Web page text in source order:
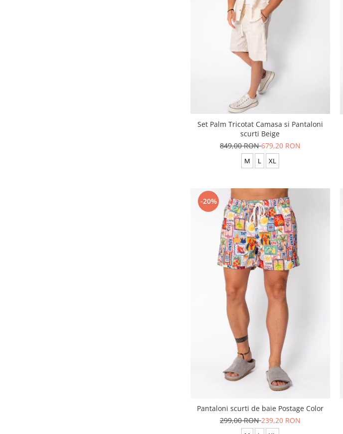
Set Palm Tricotat Camasa si Pantaloni
scurti Beige
849,00 RON679,20 RON
M L XL
-20%
Pantaloni scurti de baie Postage Color
299,00 RON239,20 RON